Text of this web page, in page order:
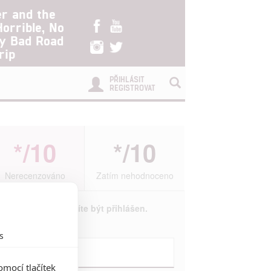
and the
No
Bad Road
PŘIHLÁSIT
REGISTROVAT
*/10
Nerecenzováno
*/10
Zatím nehodnoceno
Pro hodnocení musíte být přihlášen.
tlačítek